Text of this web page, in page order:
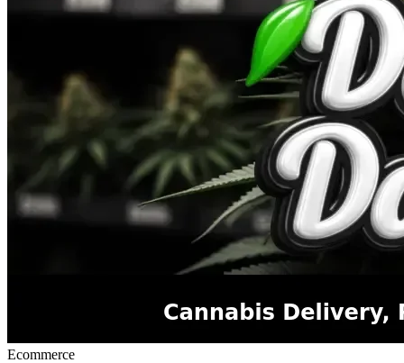
Ecommerce